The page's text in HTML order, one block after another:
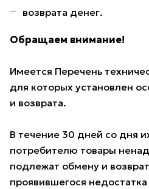
возврата денег.
Обращаем внимание!
Имеется Перечень
для которых установлен
и возврата.
В течение 30 дней со дня
потребителю товары
подлежат обмену и
проявившегося